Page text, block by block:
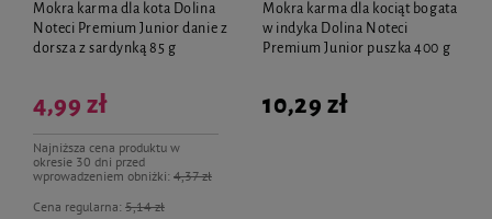
Mokra karma dla kota Dolina
Noteci Premium Junior danie z
dorsza z sardynką 85 g
Cena regularna: 5,14 zł
4,99 zł
Najniższa cena produktu w
okresie 30 dni przed
wprowadzeniem obniżki: 4,37 zł
Mokra karma dla kociąt bogata
w indyka Dolina Noteci
Premium Junior puszka 400 g
10,29 zł